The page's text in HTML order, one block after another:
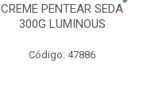
CREME PENTEAR SEDA
300G LUMINOUS
Código: 47886